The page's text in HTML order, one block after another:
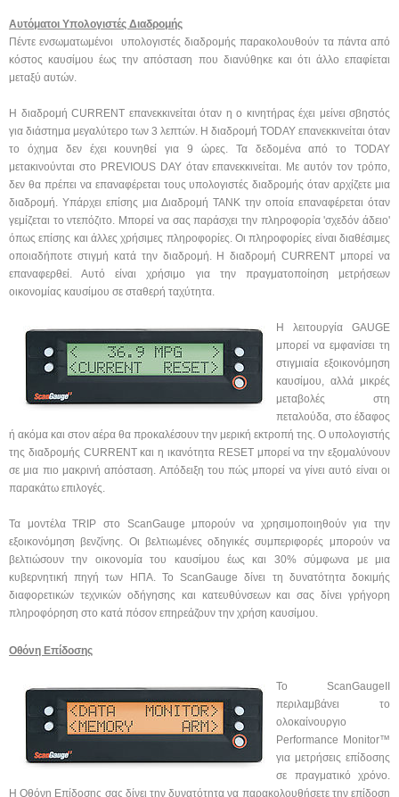
Αυτόματοι Υπολογιστές Διαδρομής
Πέντε ενσωματωμένοι υπολογιστές διαδρομής παρακολουθούν τα πάντα από
κόστος καυσίμου έως την απόσταση που διανύθηκε και ότι άλλο επαφίεται
μεταξύ αυτών.
Η διαδρομή CURRENT επανεκκινείται όταν η ο κινητήρας έχει μείνει σβηστός
για διάστημα μεγαλύτερο των 3 λεπτών. Η διαδρομή TODAY επανεκκινείται όταν
το όχημα δεν έχει κουνηθεί για 9 ώρες. Τα δεδομένα από το TODAY
μετακινούνται στο PREVIOUS DAY όταν επανεκκινείται. Με αυτόν τον τρόπο,
δεν θα πρέπει να επαναφέρεται τους υπολογιστές διαδρομής όταν αρχίζετε μια
διαδρομή. Υπάρχει επίσης μια Διαδρομή ΤΑΝΚ την οποία επαναφέρεται όταν
γεμίζεται το ντεπόζιτο. Μπορεί να σας παράσχει την πληροφορία 'σχεδόν άδειο'
όπως επίσης και άλλες χρήσιμες πληροφορίες. Οι πληροφορίες είναι διαθέσιμες
οποιαδήποτε στιγμή κατά την διαδρομή. Η διαδρομή CURRENT μπορεί να
επαναφερθεί. Αυτό είναι χρήσιμο για την πραγματοποίηση μετρήσεων
οικονομίας καυσίμου σε σταθερή ταχύτητα.
Η λειτουργία GAUGE
μπορεί να εμφανίσει τη
στιγμιαία εξοικονόμηση
καυσίμου, αλλά μικρές
μεταβολές στη
πεταλούδα, στο έδαφος
ή ακόμα και στον αέρα θα προκαλέσουν την μερική εκτροπή της. Ο υπολογιστής
της διαδρομής CURRENT και η ικανότητα RESET μπορεί να την εξομαλύνουν
σε μια πιο μακρινή απόσταση. Απόδειξη του πώς μπορεί να γίνει αυτό είναι οι
παρακάτω επιλογές.
Τα μοντέλα TRIP στο ScanGauge μπορούν να χρησιμοποιηθούν για την
εξοικονόμηση βενζίνης. Οι βελτιωμένες οδηγικές συμπεριφορές μπορούν να
βελτιώσουν την οικονομία του καυσίμου έως και 30% σύμφωνα με μια
κυβερνητική πηγή των ΗΠΑ. Το ScanGauge δίνει τη δυνατότητα δοκιμής
διαφορετικών τεχνικών οδήγησης και κατευθύνσεων και σας δίνει γρήγορη
πληροφόρηση στο κατά πόσον επηρεάζουν την χρήση καυσίμου.
Οθόνη Επίδοσης
Το ScanGaugeII
περιλαμβάνει το
ολοκαίνουργιο
Performance Monitor™
για μετρήσεις επίδοσης
σε πραγματικό χρόνο.
Η Οθόνη Επίδοσης σας δίνει την δυνατότητα να παρακολουθήσετε την επίδοση